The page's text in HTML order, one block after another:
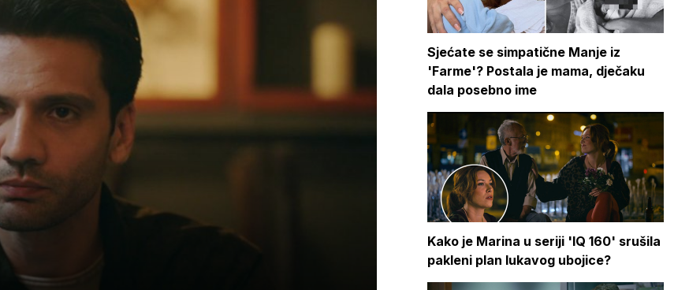
Sjećate se simpatične Manje iz
'Farme'? Postala je mama, dječaku
dala posebno ime
Kako je Marina u seriji 'IQ 160' srušila
pakleni plan lukavog ubojice?